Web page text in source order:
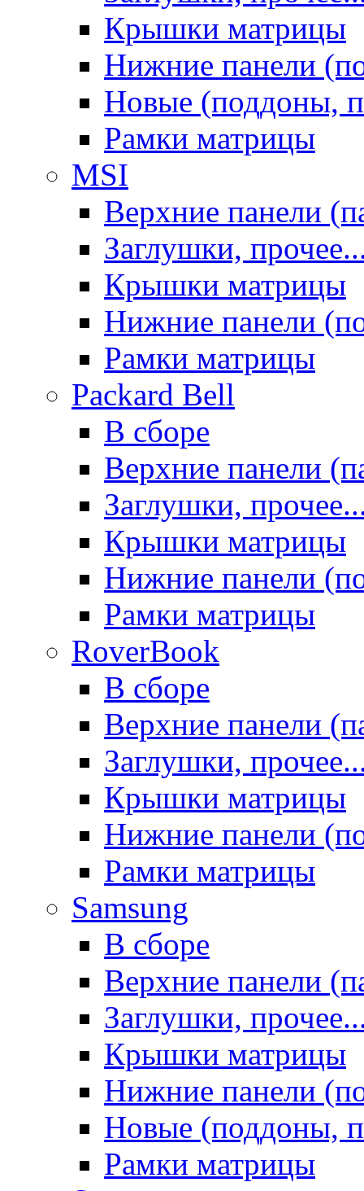
Крышки матрицы
Нижние панели
Новые (поддоны,
Рамки матрицы
MSI
Верхние панели
Заглушки,
Крышки матрицы
Нижние панели
Рамки матрицы
Packard Bell
В сборе
Верхние панели
Заглушки,
Крышки матрицы
Нижние панели
Рамки матрицы
RoverBook
В сборе
Верхние панели
Заглушки,
Крышки матрицы
Нижние панели
Рамки матрицы
Samsung
В сборе
Верхние панели
Заглушки,
Крышки матрицы
Нижние панели
Новые (поддоны,
Рамки матрицы